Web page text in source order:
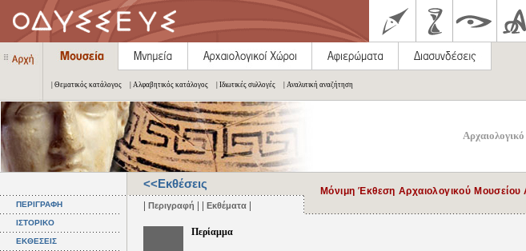
| Θεματικός κατάλογος | Αλφαβητικός κατάλογος | Ιδιωτικές συλλογές | Αναλυτική αναζήτηση
ΠΕΡΙΓΡΑΦΗ
ΙΣΤΟΡΙΚΟ
ΕΚΘΕΣΕΙΣ
<<Εκθέσεις
| Περιγραφή | | Εκθέματα |
Μόνιμη Έκθεση Αρχαιολογικού
Περίαμμα